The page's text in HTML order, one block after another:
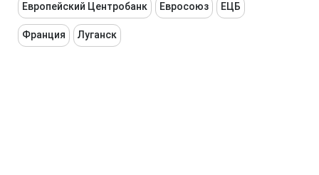
Европейский Центробанк Евросоюз ЕЦБ
Франция Луганск